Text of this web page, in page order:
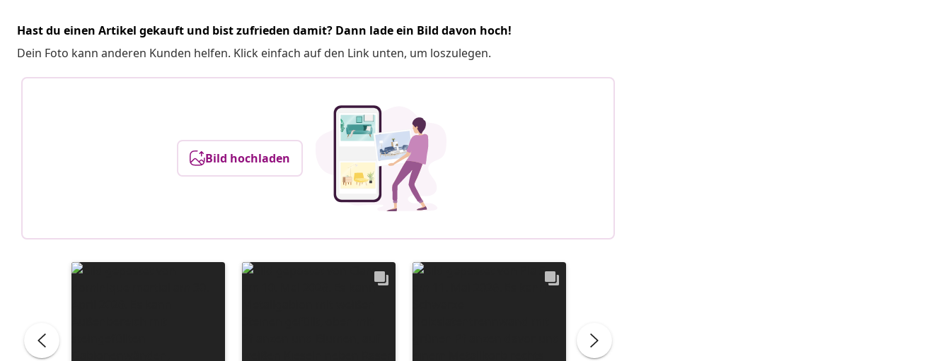
Hast du einen Artikel gekauft und bist zufrieden damit? Dann lade ein Bild davon hoch!
Dein Foto kann anderen Kunden helfen. Klick einfach auf den Link unten, um loszulegen.
Bild hochladen